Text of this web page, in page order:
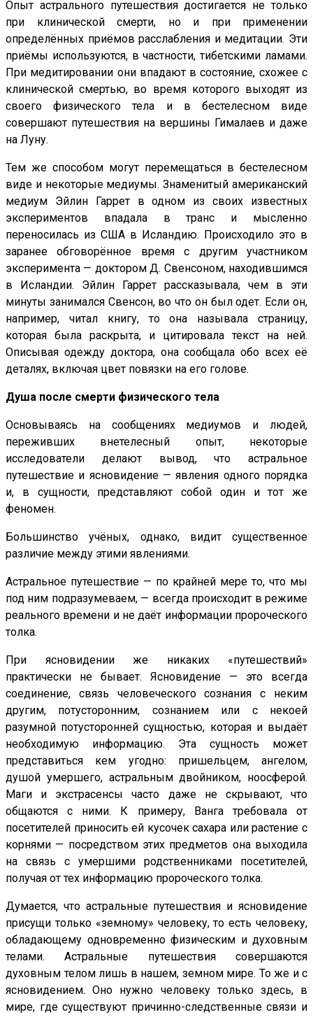
Опыт астрального путешествия достигается не только
при клинической смерти, но и при применении
определённых приёмов расслабления и медитации. Эти
приёмы используются, в частности, тибетскими ламами.
При медитировании они впадают в состояние, схожее с
клинической смертью, во время которого выходят из
своего физического тела и в бестелесном виде
совершают путешествия на вершины Гималаев и даже
на Луну.
Тем же способом могут перемещаться в бестелесном
виде и некоторые медиумы. Знаменитый американский
медиум Эйлин Гаррет в одном из своих известных
экспериментов впадала в транс и мысленно
переносилась из США в Исландию. Происходило это в
заранее обговорённое время с другим участником
эксперимента — доктором Д. Свенсоном, находившимся
в Исландии. Эйлин Гаррет рассказывала, чем в эти
минуты занимался Свенсон, во что он был одет. Если он,
например, читал книгу, то она называла страницу,
которая была раскрыта, и цитировала текст на ней.
Описывая одежду доктора, она сообщала обо всех её
деталях, включая цвет повязки на его голове.
Душа после смерти физического тела
Основываясь на сообщениях медиумов и людей,
переживших внетелесный опыт, некоторые
исследователи делают вывод, что астральное
путешествие и ясновидение — явления одного порядка
и, в сущности, представляют собой один и тот же
феномен.
Большинство учёных, однако, видит существенное
различие между этими явлениями.
Астральное путешествие — по крайней мере то, что мы
под ним подразумеваем, — всегда происходит в режиме
реального времени и не даёт информации пророческого
толка.
При ясновидении же никаких «путешествий»
практически не бывает. Ясновидение — это всегда
соединение, связь человеческого сознания с неким
другим, потусторонним, сознанием или с некоей
разумной потусторонней сущностью, которая и выдаёт
необходимую информацию. Эта сущность может
представиться кем угодно: пришельцем, ангелом,
душой умершего, астральным двойником, ноосферой.
Маги и экстрасенсы часто даже не скрывают, что
общаются с ними. К примеру, Ванга требовала от
посетителей приносить ей кусочек сахара или растение с
корнями — посредством этих предметов она выходила
на связь с умершими родственниками посетителей,
получая от тех информацию пророческого толка.
Думается, что астральные путешествия и ясновидение
присущи только «земному» человеку, то есть человеку,
обладающему одновременно физическим и духовным
телами. Астральные путешествия совершаются
духовным телом лишь в нашем, земном мире. То же и с
ясновидением. Оно нужно человеку только здесь, в
мире, где существуют причинно-следственные связи и